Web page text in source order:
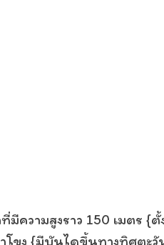
มีความสูงราว 150 เมตร
โขง {มีบันไดขึ้นทางทิศตะ